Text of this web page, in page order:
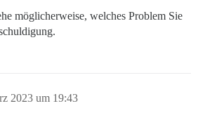
möglicherweise, welches Problem Sie
2023 um 19:43